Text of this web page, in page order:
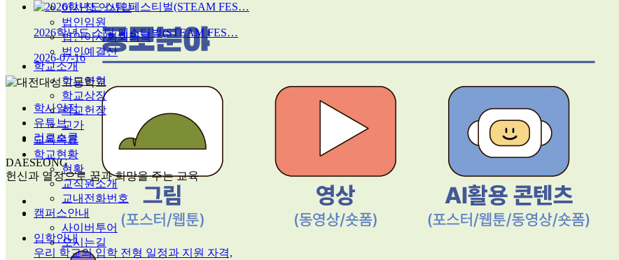
이사장 인사말
법인임원
법인이사회회의록
법인예결산
학교소개
학교연혁
학교상징
학교헌장
교가
교육목표
학교현황
현황
교직원소개
교내전화번호
캠퍼스안내
사이버투어
오시는길
2026학년도 스팀 페스티벌(STEAM FES…
2026-07-16
학사일정
유튜브
리로스쿨
DAESEONG
헌신과 열정으로 꿈과 희망을 주는 교육
입학안내
우리 학교의 입학 전형 일정과 지원 자격,